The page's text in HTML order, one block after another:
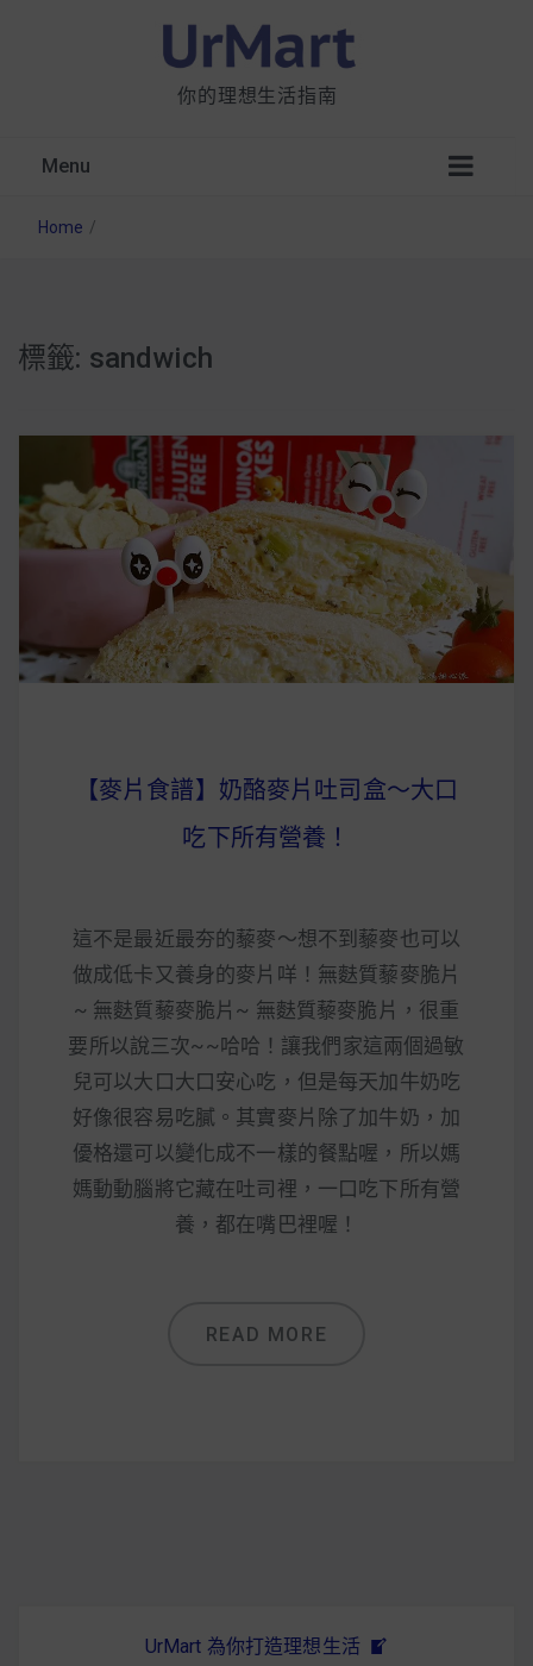
你的理想生活指南
Menu
星巴克都用 OATLY 泡咖啡？市售燕麥奶大剖
無麩質食物清單一覽：燕麥、麵包還有餅乾，
早餐這樣料理最適合！
早上沒時間做早餐？10 款隔夜更美味的燕麥粥
簡單料理
清楚！
啦！
減醣食材推薦
減醣料理食譜
Home /
標籤: sandwich
【麥片食譜】奶酪麥片吐司盒～大口
吃下所有營養！
這不是最近最夯的藜麥～想不到藜麥也可以
做成低卡又養身的麥片咩！無麩質藜麥脆片
~ 無麩質藜麥脆片~ 無麩質藜麥脆片，很重
要所以說三次~~哈哈！讓我們家這兩個過敏
兒可以大口大口安心吃，但是每天加牛奶吃
好像很容易吃膩。其實麥片除了加牛奶，加
優格還可以變化成不一樣的餐點喔，所以媽
媽動動腦將它藏在吐司裡，一口吃下所有營
養，都在嘴巴裡喔！
READ MORE
UrMart 為你打造理想生活